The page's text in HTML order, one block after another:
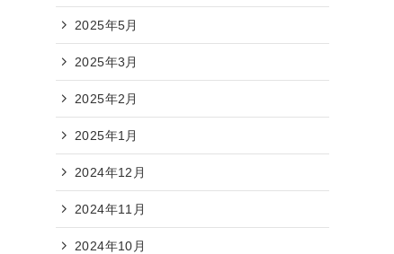
2025年5月
2025年3月
2025年2月
2025年1月
2024年12月
2024年11月
2024年10月